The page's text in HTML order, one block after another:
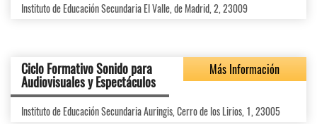
Instituto de Educación Secundaria El Valle, de Madrid, 2, 23009
Ciclo Formativo Sonido para
Audiovisuales y Espectáculos
Más Información
Instituto de Educación Secundaria Auringis, Cerro de los Lirios, 1, 23005